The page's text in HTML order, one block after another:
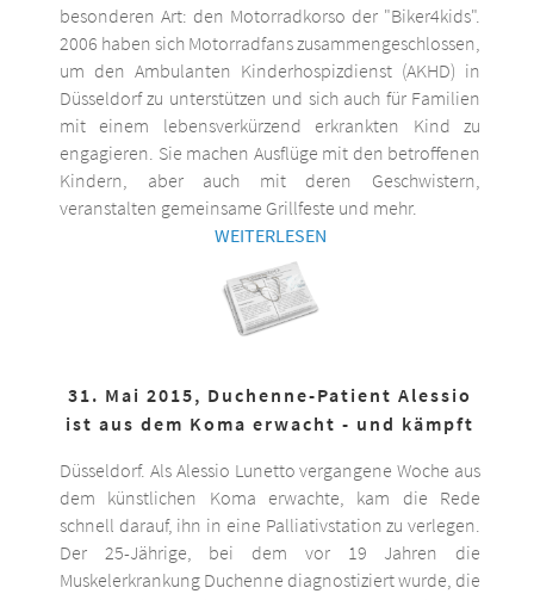
besonderen Art: den Motorradkorso der "Biker4kids".
2006 haben sich Motorradfans zusammengeschlossen,
um den Ambulanten Kinderhospizdienst (AKHD) in
Düsseldorf zu unterstützen und sich auch für Familien
mit einem lebensverkürzend erkrankten Kind zu
engagieren. Sie machen Ausflüge mit den betroffenen
Kindern, aber auch mit deren Geschwistern,
veranstalten gemeinsame Grillfeste und mehr.
WEITERLESEN
31. Mai 2015, Duchenne-Patient Alessio
ist aus dem Koma erwacht - und kämpft
Düsseldorf. Als Alessio Lunetto vergangene Woche aus
dem künstlichen Koma erwachte, kam die Rede
schnell darauf, ihn in eine Palliativstation zu verlegen.
Der 25-Jährige, bei dem vor 19 Jahren die
Muskelerkrankung Duchenne diagnostiziert wurde, die